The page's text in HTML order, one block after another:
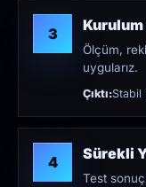
3 Kurulum
Ölçüm,
uygularız.
Çıktı:Stabil
4 Sürekli
Test